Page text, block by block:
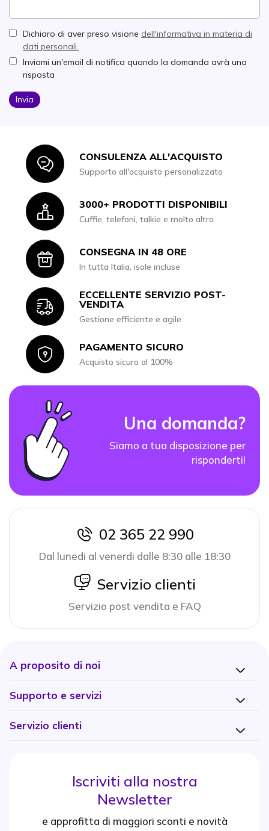
Dichiaro di aver preso visione dell'informativa in materia di
dati personali.
Inviami un'email di notifica quando la domanda avrà una
risposta
Invia
IconCONSULENZA ALL'ACQUISTO
Supporto all'acquisto personalizzato
Icon3000+ PRODOTTI DISPONIBILI
Cuffie, telefoni, talkie e molto altro
IconCONSEGNA IN 48 ORE
In tutta Italia, isole incluse
Icon
ECCELLENTE SERVIZIO POST-
VENDITA
Gestione efficiente e agile
IconPAGAMENTO SICURO
Acquisto sicuro al 100%
Una domanda?
Siamo a tua disposizione per
risponderti!
icon
02 365 22 990
Dal lunedi al venerdi dalle 8:30 alle 18:30
icon
Servizio clienti
Servizio post vendita e FAQ
A proposito di noi
Supporto e servizi
Servizio clienti
Iscriviti alla nostra
Newsletter
e approfitta di maggiori sconti e novità